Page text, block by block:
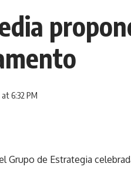
6:32 PM
Grupo de Estrategia